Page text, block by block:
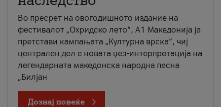
Во пресрет на овогодишното издание на
фестивалот „Охридско лето“, А1 Македонија ја
претстави кампањата „Културна врска“, чиј
централен дел е новата џез-интерпретација на
легендарната македонска народна песна
„Билјан
Дознај повеќе